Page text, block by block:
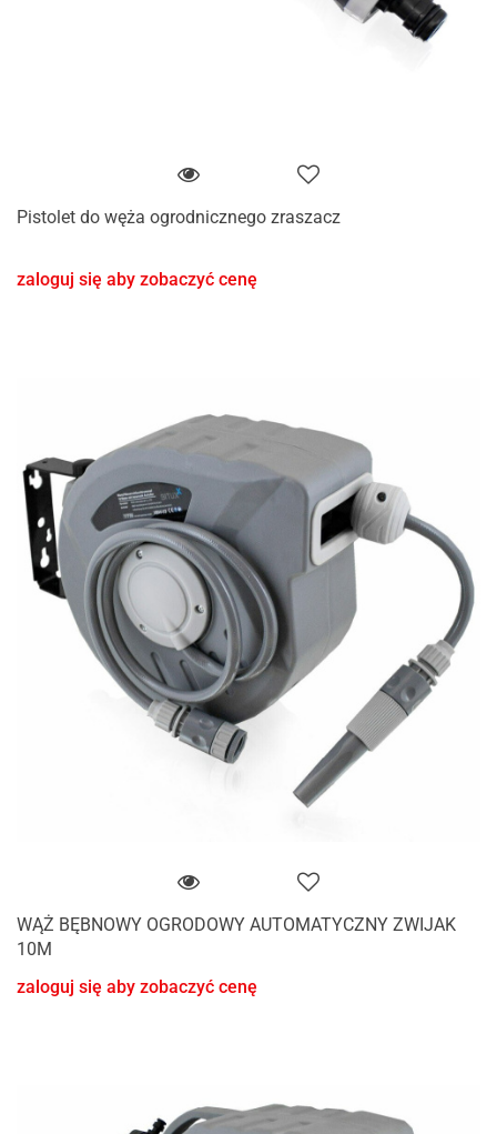
Pistolet do węża ogrodnicznego zraszacz
zaloguj się aby zobaczyć cenę
WĄŻ BĘBNOWY OGRODOWY AUTOMATYCZNY ZWIJAK
10M
zaloguj się aby zobaczyć cenę